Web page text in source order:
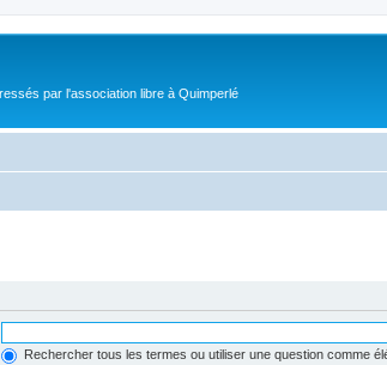
par l'association libre à Quimperlé
Rechercher tous les termes ou utiliser une question comme